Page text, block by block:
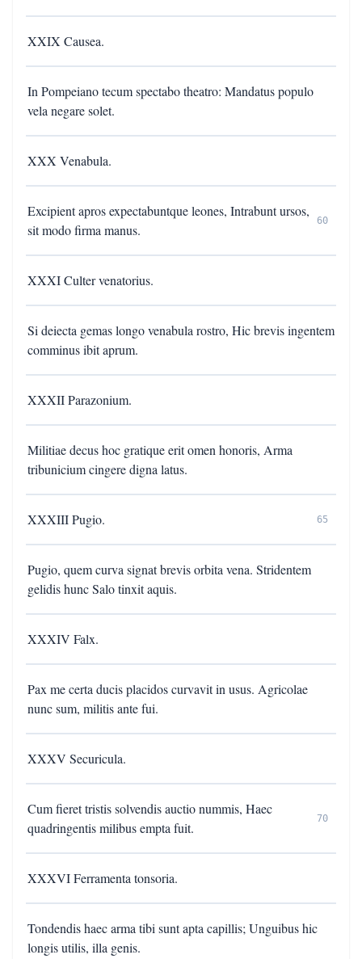
XXIX Causea.
In Pompeiano tecum spectabo theatro: Mandatus populo
vela negare solet.
XXX Venabula.
Excipient apros expectabuntque leones, Intrabunt ursos,
sit modo firma manus.
60
XXXI Culter venatorius.
Si deiecta gemas longo venabula rostro, Hic brevis ingentem
comminus ibit aprum.
XXXII Parazonium.
Militiae decus hoc gratique erit omen honoris, Arma
tribunicium cingere digna latus.
XXXIII Pugio. 65
Pugio, quem curva signat brevis orbita vena. Stridentem
gelidis hunc Salo tinxit aquis.
XXXIV Falx.
Pax me certa ducis placidos curvavit in usus. Agricolae
nunc sum, militis ante fui.
XXXV Securicula.
Cum fieret tristis solvendis auctio nummis, Haec
quadringentis milibus empta fuit.
70
XXXVI Ferramenta tonsoria.
Tondendis haec arma tibi sunt apta capillis; Unguibus hic
longis utilis, illa genis.